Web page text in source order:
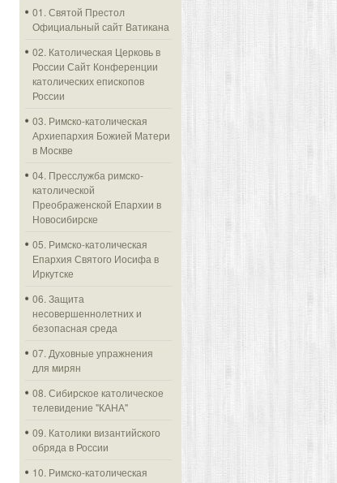
01. Святой Престол
Официальный сайт Ватикана
02. Католическая Церковь в
России Сайт Конференции
католических епископов
России
03. Римско-католическая
Архиепархия Божией Матери
в Москве
04. Пресслужба римско-
католической
Преображенской Епархии в
Новосибирске
05. Римско-католическая
Епархия Святого Иосифа в
Иркутске
06. Защита
несовершеннолетних и
безопасная среда
07. Духовные упражнения
для мирян
08. Сибирское католическое
телевидение "КАНА"
09. Католики византийского
обряда в России
10. Римско-католическая